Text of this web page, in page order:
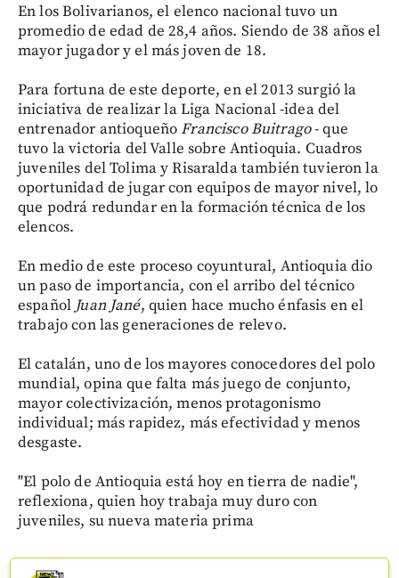
En los Bolivarianos, el elenco nacional tuvo un
promedio de edad de 28,4 años. Siendo de 38 años el
mayor jugador y el más joven de 18.
Para fortuna de este deporte, en el 2013 surgió la
iniciativa de realizar la Liga Nacional -idea del
entrenador antioqueñoFrancisco Buitrago- que
tuvo la victoria del Valle sobre Antioquia. Cuadros
juveniles del Tolima y Risaralda también tuvieron la
oportunidad de jugar con equipos de mayor nivel, lo
que podrá redundar en la formación técnica de los
elencos.
En medio de este proceso coyuntural, Antioquia dio
un paso de importancia, con el arribo del técnico
español Juan Jané, quien hace mucho énfasis en el
trabajo con las generaciones de relevo.
El catalán, uno de los mayores conocedores del polo
mundial, opina que falta más juego de conjunto,
mayor colectivización, menos protagonismo
individual; más rapidez, más efectividad y menos
desgaste.
"El polo de Antioquia está hoy en tierra de nadie",
reflexiona, quien hoy trabaja muy duro con
juveniles, su nueva materia prima